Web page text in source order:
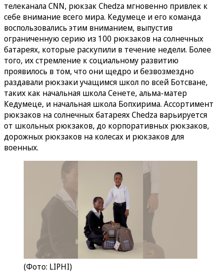
телеканала CNN, рюкзак Chedza мгновенно привлек к
себе внимание всего мира. Кедумеце и его команда
воспользовались этим вниманием, выпустив
ограниченную серию из 100 рюкзаков на солнечных
батареях, которые раскупили в течение недели. Более
того, их стремление к социальному развитию
проявилось в том, что они щедро и безвозмездно
раздавали рюкзаки учащимся школ по всей Ботсване,
таких как начальная школа Сенете, альма-матер
Кедумеце, и начальная школа Бопхирима. Ассортимент
рюкзаков на солнечных батареях Chedza варьируется
от школьных рюкзаков, до корпоративных рюкзаков,
дорожных рюкзаков на колесах и рюкзаков для
военных.
(Фото: LIPHI)